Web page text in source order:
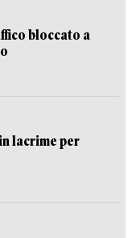
bloccato a
lacrime per